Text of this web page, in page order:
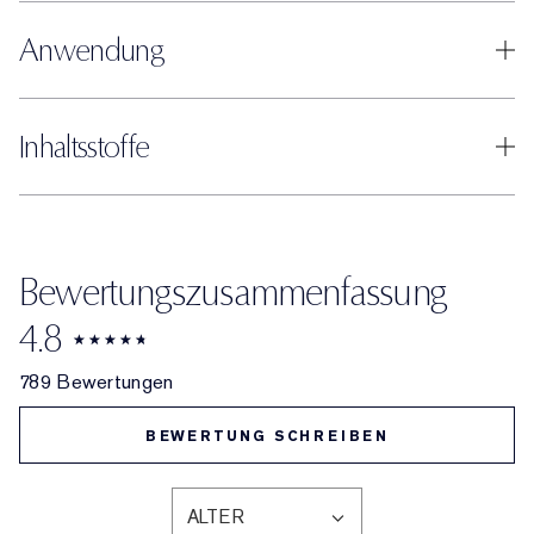
Anwendung
Inhaltsstoffe
Bewertungszusammenfassung
4.8
789 Bewertungen
BEWERTUNG SCHREIBEN
ALTER
EINE